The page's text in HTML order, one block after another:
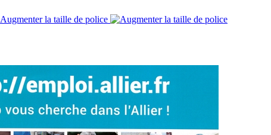
Augmenter la taille de police